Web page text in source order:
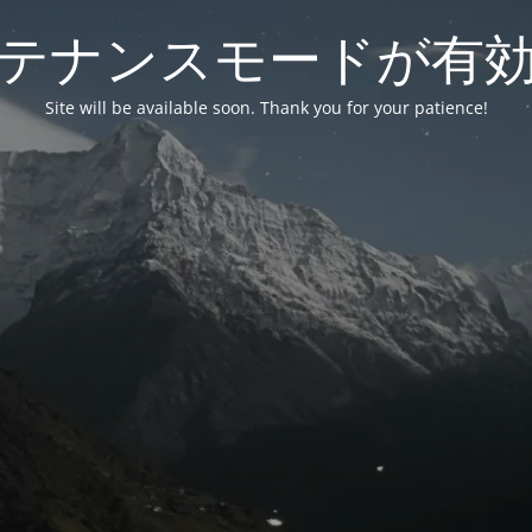
ナンスモードが有
Site will be available soon. Thank you for your patience!